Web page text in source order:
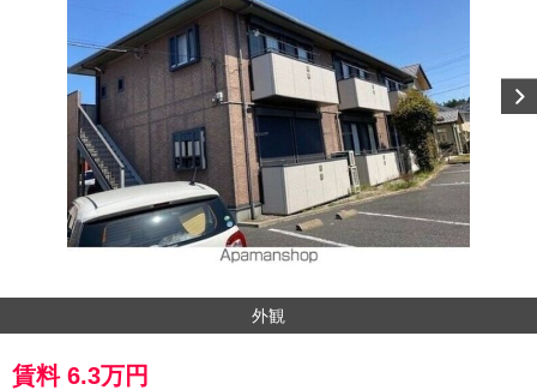
外観
賃料 6.3万円